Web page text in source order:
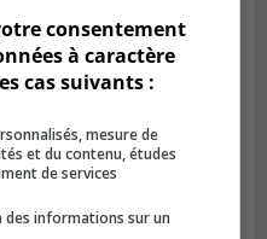
consentement
à caractère
cas suivants :
mesure de
et du contenu, études
de services
informations sur un